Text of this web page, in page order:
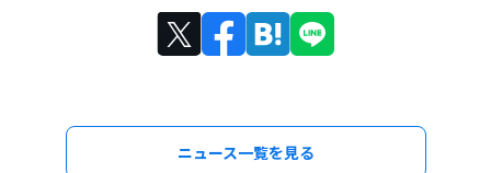
ニュース一覧を見る